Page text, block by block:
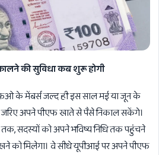
की सुविधा कब शुरू होगी
के मेंबर्स जल्द ही इस साल मई या जून के
अपने पीएफ खाते से पैसे निकाल सकेंगे।
सदस्यों को अपने भविष्य निधि तक पहुंचने
को मिलेगा। वे सीधे यूपीआई पर अपने पीएफ